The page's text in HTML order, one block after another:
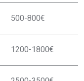
500-800€
1200-1800€